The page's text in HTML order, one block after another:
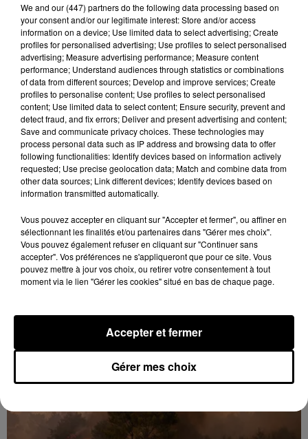
« DÉFAILLANCE DE MATÉRIEL » ENTRE
MONTPARNASSE ET CHARTRES
DERNIERES INFOS Voir plus
Gommerville : la municipalité rappelle à
l'ordre face à la hausse...
Incrustation de déchets, déjections sur les sites
symboliques et temps communal gaspillé : face à la
hausse...
We and our (447) partnersdo the following data processing based on
your consent and/or our legitimate interest: Store and/or access
information on a device; Use limited data to select advertising; Create
profiles for personalised advertising; Use profiles to select personalised
advertising; Measure advertising performance; Measure content
performance; Understand audiences through statistics or combinations
of data from different sources; Develop and improve services; Create
profiles to personalise content; Use profiles to select personalised
content; Use limited data to select content; Ensure security, prevent and
detect fraud, and fix errors; Deliver and present advertising and content;
Save and communicate privacy choices. These technologies may
process personal data such as IP address and browsing data to offer
following functionalities: Identify devices based on information actively
requested; Use precise geolocation data; Match and combine data from
other data sources; Link different devices; Identify devices based on
information transmitted automatically.
Vous pouvez accepter en cliquant sur "Accepter et fermer", ou affiner en
sélectionnant les finalités et/ou partenaires dans "Gérer mes choix".
Vous pouvez également refuser en cliquant sur "Continuer sans
accepter". Vos préférences ne s'appliqueront que pour ce site. Vous
pouvez mettre à jour vos choix, ou retirer votre consentement à tout
moment via le lien "Gérer les cookies" situé en bas de chaque page.
Gérer mes choix
Accepter et fermer